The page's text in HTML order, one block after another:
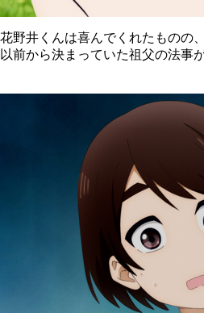
野井くんは喜んでくれたものの
前から決まっていた祖父の法事